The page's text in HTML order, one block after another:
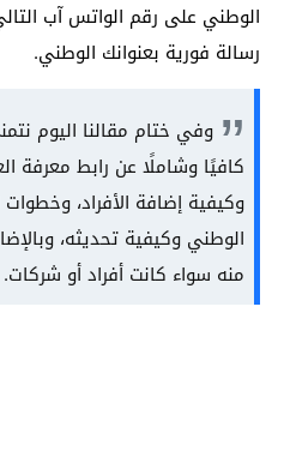
رسالة فورية بعنوانك الوطني.
وفي ختام مقالنا اليوم
كافيًا وشاملًا عن رابط معرفة
وكيفية إضافة الأفراد،
الوطني وكيفية تحديثه،
منه سواء كانت أفراد أو شركات.